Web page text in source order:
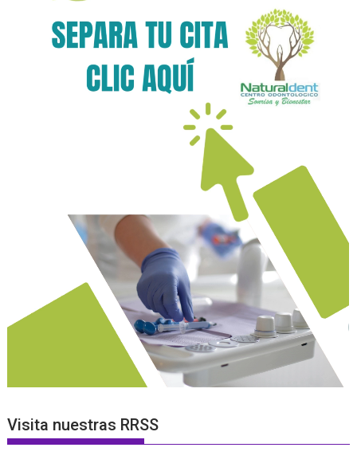
Visita nuestras RRSS